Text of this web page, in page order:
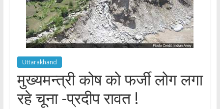
Uttarakhand
मुख्यमन्त्री कोष को फर्जी लोग लगा
रहे चूना -प्रदीप रावत !